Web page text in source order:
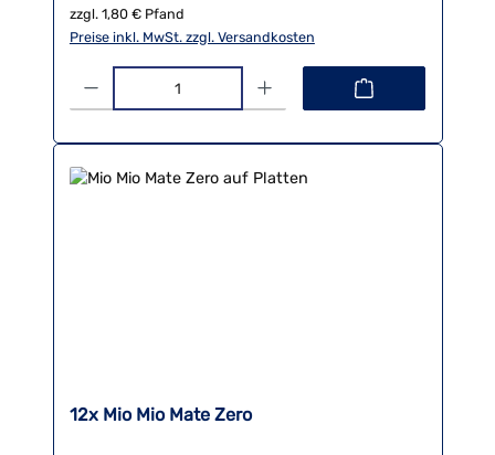
zzgl. 1,80 € Pfand
Preise inkl. MwSt. zzgl. Versandkosten
Produkt Anzahl: Gib den gewünschten Wert ein oder benutze
12x Mio Mio Mate Zero